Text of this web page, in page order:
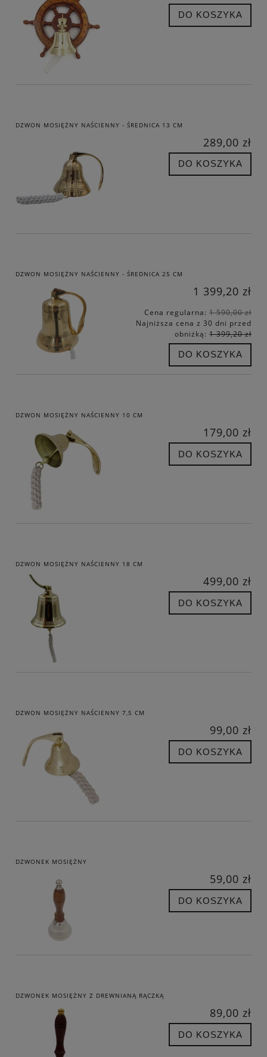
DO KOSZYKA
DZWON MOSIĘŻNY NAŚCIENNY - ŚREDNICA 13 CM
289,00 zł
DO KOSZYKA
DZWON MOSIĘŻNY NAŚCIENNY - ŚREDNICA 25 CM
1 399,20 zł
Cena regularna: 1 590,00 zł
Najniższa cena z 30 dni przed
obniżką: 1 399,20 zł
DO KOSZYKA
DZWON MOSIĘŻNY NAŚCIENNY 10 CM
179,00 zł
DO KOSZYKA
DZWON MOSIĘŻNY NAŚCIENNY 18 CM
499,00 zł
DO KOSZYKA
DZWON MOSIĘŻNY NAŚCIENNY 7,5 CM
99,00 zł
DO KOSZYKA
DZWONEK MOSIĘŻNY
59,00 zł
DO KOSZYKA
DZWONEK MOSIĘŻNY Z DREWNIANĄ RĄCZKĄ
89,00 zł
DO KOSZYKA